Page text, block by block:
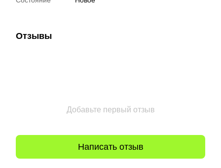
Отзывы
Добавьте первый отзыв
Написать отзыв